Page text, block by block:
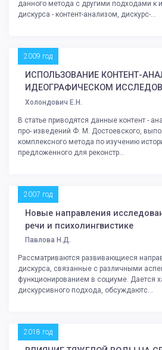
данного метода с другими подходами к
дискурса - контент-анализом, дискурс-...
2009 год
ИСПОЛЬЗОВАНИЕ КОНТЕНТ-
ИДЕОГРАФИЧЕСКОМ
Холондович Е.Н.
В статье приводятся данные контент -
про- изведений Ф. М. Достоевского,
комплексного метода по изучению
предложенного для реконстр...
2007 год
Новые направления
речи и психолингвистике
Павлова Н.Д.
Рассматриваются развивающиеся
дискурса, связанные с различными
функционированием в социуме. Дается
дискурсивного подхода, обсуждаютс...
2018 год